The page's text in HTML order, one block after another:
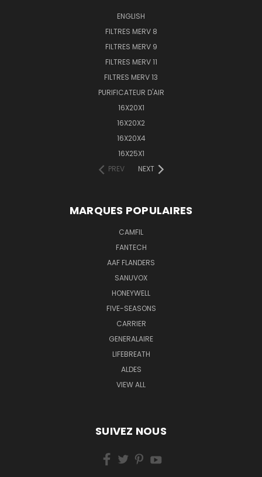
ENGLISH
FILTRES MERV 8
FILTRES MERV 9
FILTRES MERV 11
FILTRES MERV 13
PURIFICATEUR D'AIR
16X20X1
16X20X2
16X20X4
16X25X1
PREV
NEXT
MARQUES POPULAIRES
CAMFIL
FANTECH
AAF FLANDERS
SANUVOX
HONEYWELL
FIVE-SEASONS
CARRIER
GENERALAIRE
LIFEBREATH
ALDES
VIEW ALL
SUIVEZ NOUS